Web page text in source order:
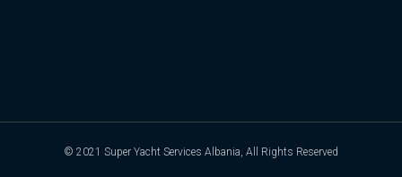
© 2021 Super Yacht Services Albania , All Rights Reserved